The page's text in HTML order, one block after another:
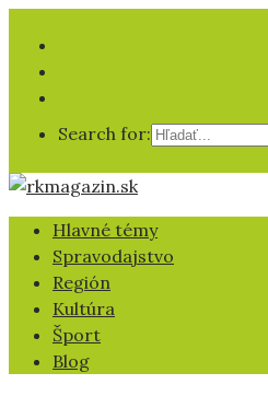
Search for:
Hlavné témy
Spravodajstvo
Región
Kultúra
Šport
Blog